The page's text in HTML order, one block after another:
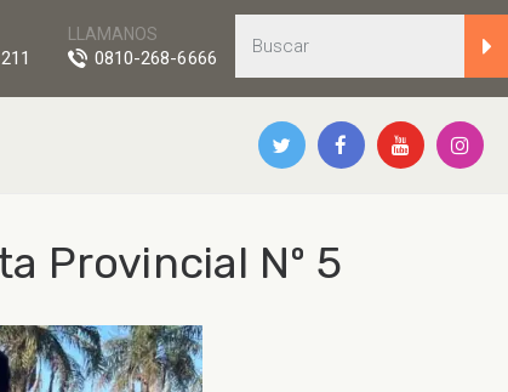
LLAMANOS
0810-268-6666
Provincial Nº 5